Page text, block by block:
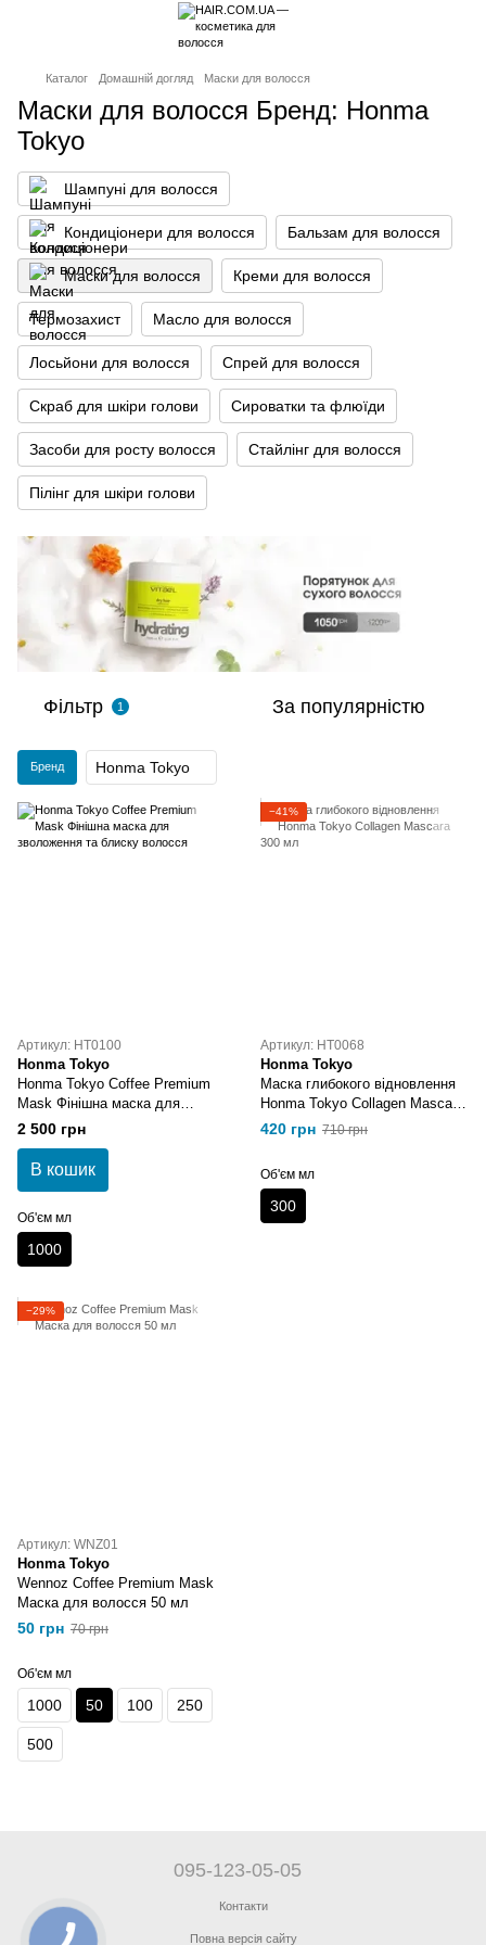
Каталог Домашній догляд Маски для волосся
Маски для волосся Бренд: Honma
Tokyo
Шампуні для волосся
Кондиціонери для волосся Бальзам для волосся
Маски для волосся Креми для волосся
Термозахист Масло для волосся
Лосьйони для волосся Спрей для волосся
Скраб для шкіри голови Сироватки та флюїди
Засоби для росту волосся Стайлінг для волосся
Пілінг для шкіри голови
Фільтр 1 За популярністю
Бренд Honma Tokyo
Артикул: HT0100
Honma Tokyo
Honma Tokyo Coffee Premium
Mask Фінішна маска для
зволоження та блиску волосся
2 500 грн
В кошик
Об'єм мл
1000
−41%
Артикул: HT0068
Honma Tokyo
Маска глибокого відновлення
Honma Tokyo Collagen Mascara
300 мл
420 грн 710 грн
Об'єм мл
300
−29%
Артикул: WNZ01
Honma Tokyo
Wennoz Coffee Premium Mask
Маска для волосся 50 мл
50 грн 70 грн
Об'єм мл
1000 50 100 250
500
095-123-05-05
Контакти
Повна версія сайту